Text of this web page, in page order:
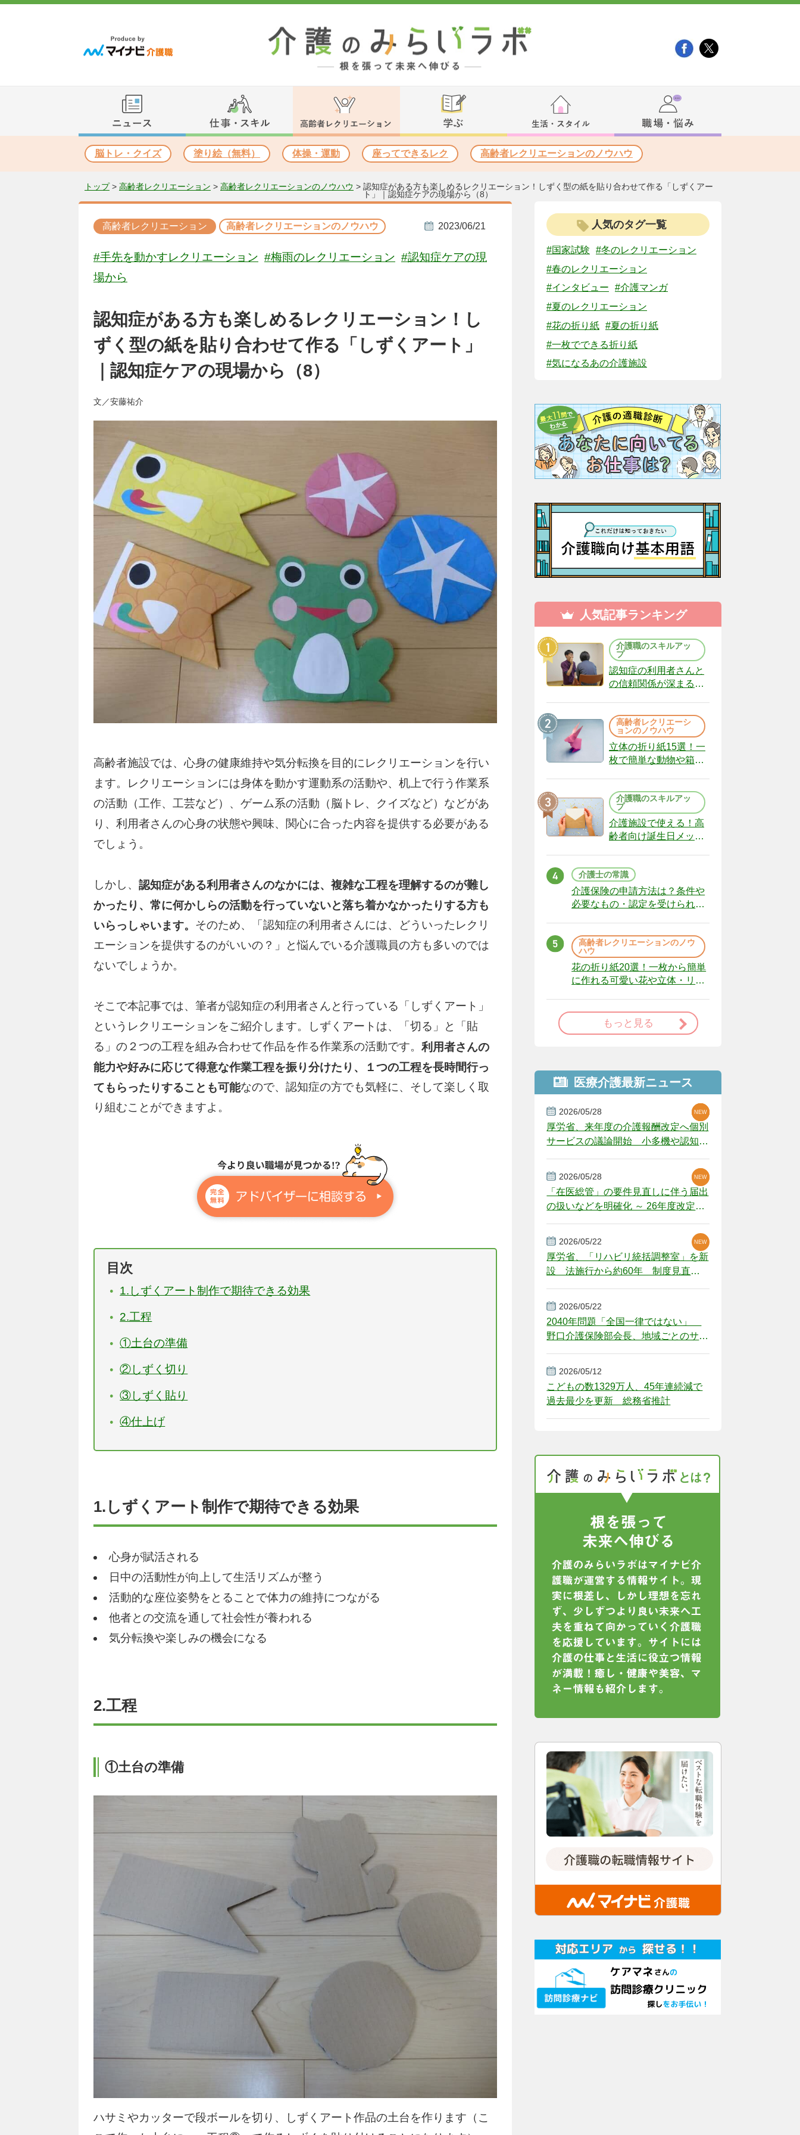
脳トレ・クイズ 塗り絵（無料） 体操・運動 座ってできるレク 高齢者レクリエーションのノウハウ
トップ> 高齢者レクリエーション > 高齢者レクリエーションのノウハウ > 認知症がある方も楽しめるレクリエーション！しずく型の紙を貼り合わせて作る「しずくアー
ト」｜認知症ケアの現場から（8）
高齢者レクリエーション 高齢者レクリエーションのノウハウ 2023/06/21
#手先を動かすレクリエーション #梅雨のレクリエーション #認知症ケアの現
場から
認知症がある方も楽しめるレクリエーション！し
ずく型の紙を貼り合わせて作る「しずくアート」
｜認知症ケアの現場から（8）
文／安藤祐介
高齢者施設では、心身の健康維持や気分転換を目的にレクリエーションを行い
ます。レクリエーションには身体を動かす運動系の活動や、机上で行う作業系
の活動（工作、工芸など）、ゲーム系の活動（脳トレ、クイズなど）などがあ
り、利用者さんの心身の状態や興味、関心に合った内容を提供する必要がある
でしょう。
しかし、 認知症がある利用者さんのなかには、複雑な工程を理解するのが難し
かったり、常に何かしらの活動を行っていないと落ち着かなかったりする方も
いらっしゃいます。 そのため、「認知症の利用者さんには、どういったレクリ
エーションを提供するのがいいの？」と悩んでいる介護職員の方も多いのでは
ないでしょうか。
そこで本記事では、筆者が認知症の利用者さんと行っている「しずくアート」
というレクリエーションをご紹介します。しずくアートは、「切る」と「貼
る」の２つの工程を組み合わせて作品を作る作業系の活動です。 利用者さんの
能力や好みに応じて得意な作業工程を振り分けたり、１つの工程を長時間行っ
てもらったりすることも可能なので、認知症の方でも気軽に、そして楽しく取
り組むことができますよ。
目次
1.しずくアート制作で期待できる効果
2.工程
①土台の準備
②しずく切り
③しずく貼り
④仕上げ
1.しずくアート制作で期待できる効果
心身が賦活される
日中の活動性が向上して生活リズムが整う
活動的な座位姿勢をとることで体力の維持につながる
他者との交流を通して社会性が養われる
気分転換や楽しみの機会になる
2.工程
①土台の準備
ハサミやカッターで段ボールを切り、しずくアート作品の土台を作ります（こ
人気のタグ一覧
#国家試験
#冬のレクリエーション
#春のレクリエーション
#インタビュー
#介護マンガ
#夏のレクリエーション
#花の折り紙 #夏の折り紙
#一枚でできる折り紙
#気になるあの介護施設
人気記事ランキング
介護職のスキルアッ
プ
認知症の利用者さんと
の信頼関係が深まる声
（22）
高齢者レクリエーシ
ョンのノウハウ
立体の折り紙15選！一
枚で簡単な動物や箱、
介護職のスキルアッ
プ
介護施設で使える！高
齢者向け誕生日メッセ
介護士の常識
介護保険の申請方法は？条件や
必要なもの・認定を受けられな
高齢者レクリエーションのノウ
ハウ
花の折り紙20選！一枚から簡単
に作れる可愛い花や立体・リー
もっと見る
医療介護最新ニュース
2026/05/28
厚労省、来年度の介護報酬改定へ個別
サービスの議論開始 小多機や認知症
NEW
NEW
NEW
2026/05/28
「在医総管」の要件見直しに伴う届出
の扱いなどを明確化 ～ 26年度改定疑
NEW
NEW
2026/05/22
厚労省、「リハビリ統括調整室」を新
設 法施行から約60年 制度見直し
NEW
2026/05/22
2040年問題「全国一律ではない」
野口介護保険部会長、地域ごとのサー
2026/05/12
こどもの数1329万人、45年連続減で
過去最少を更新 総務省推計